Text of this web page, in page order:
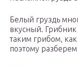
Белый груздь
вкусный. Грибник
таким грибом,
поэтому